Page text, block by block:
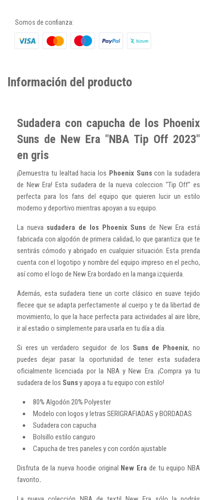
Somos de confianza:
Información del producto
Sudadera con capucha de los Phoenix
Suns de New Era "NBA Tip Off 2023"
en gris
¡Demuestra tu lealtad hacia los Phoenix Sunscon la sudadera
de New Era! Esta sudadera de la nueva coleccion "Tip Off" es
perfecta para los fans del equipo que quieren lucir un estilo
moderno y deportivo mientras apoyan a su equipo.
La nueva sudadera de los Phoenix Suns de New Era está
fabricada con algodón de primera calidad, lo que garantiza que te
sentirás cómodo y abrigado en cualquier situación. Esta prenda
cuenta con el logotipo y nombre del equipo impreso en el pecho,
así como el logo de New Era bordado en la manga izquierda.
Además, esta sudadera tiene un corte clásico en suave tejido
flecee que se adapta perfectamente al cuerpo y te da libertad de
movimiento, lo que la hace perfecta para actividades al aire libre,
ir al estadio o simplemente para usarla en tu día a día.
Si eres un verdadero seguidor de los Suns de Phoenix, no
puedes dejar pasar la oportunidad de tener esta sudadera
oficialmente licenciada por la NBA y New Era. ¡Compra ya tu
sudadera de los Sunsy apoya a tu equipo con estilo!
80% Algodón 20% Polyester
Modelo con logos y letras SERIGRAFIADAS y BORDADAS
Sudadera con capucha
Bolsillo estilo canguro
Capucha de tres paneles y con cordón ajustable
Disfruta de la nueva hoodie original New Era de tu equipo NBA
favorito.